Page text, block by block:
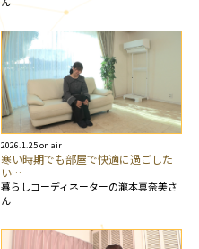
2026.1.25 on air
寒い時期でも部屋で快適に過ごした
い…
暮らしコーディネーターの瀧本真奈美さ
ん